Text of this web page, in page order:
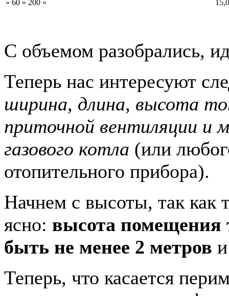
» 60 » 200 «
15,0
С объемом разобрались,
Теперь нас интересуют
ширина, длина, высота
приточной вентиляции и
газового котла (или
отопительного прибора).
Начнем с высоты, так как
ясно: высота помещения
быть не менее 2 метров
Теперь, что касается